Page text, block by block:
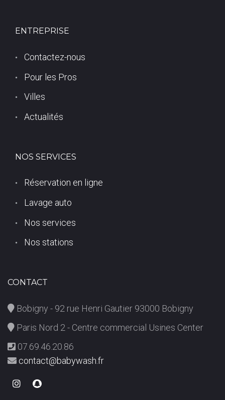
ENTREPRISE
Contactez-nous
Pour les Pros
Villes
Actualités
NOS SERVICES
Réservation en ligne
Lavage auto
Nos services
Nos stations
CONTACT
Bobigny - 92 rue Henri Gautier 93000 Bobigny
Paris Nord 2 - Centre commercial Usines Center
07.69.46.20.86
contact@babywash.fr